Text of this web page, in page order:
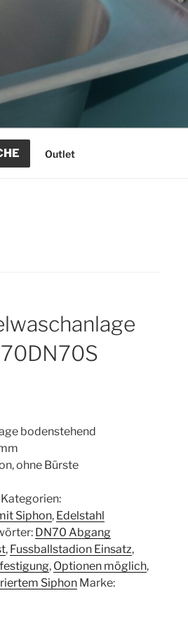
Outlet
bodenstehend
ohne Bürste
Kategorien:
Siphon, Edelstahl
DN70 Abgang
, Fussballstadion Einsatz,
, Optionen möglich,
Siphon Marke: